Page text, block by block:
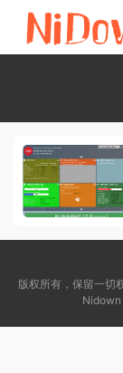
版权所有，保留一切
Nidown